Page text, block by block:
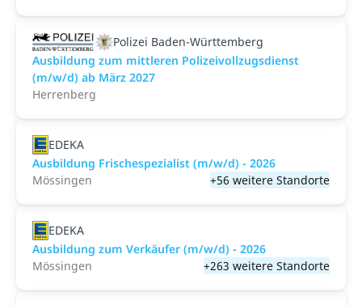
Polizei Baden-Württemberg
Ausbildung zum mittleren Polizeivollzugsdienst
(m/w/d) ab März 2027
Herrenberg
EDEKA
Ausbildung Frischespezialist (m/w/d) - 2026
Mössingen
+56 weitere Standorte
EDEKA
Ausbildung zum Verkäufer (m/w/d) - 2026
Mössingen
+263 weitere Standorte